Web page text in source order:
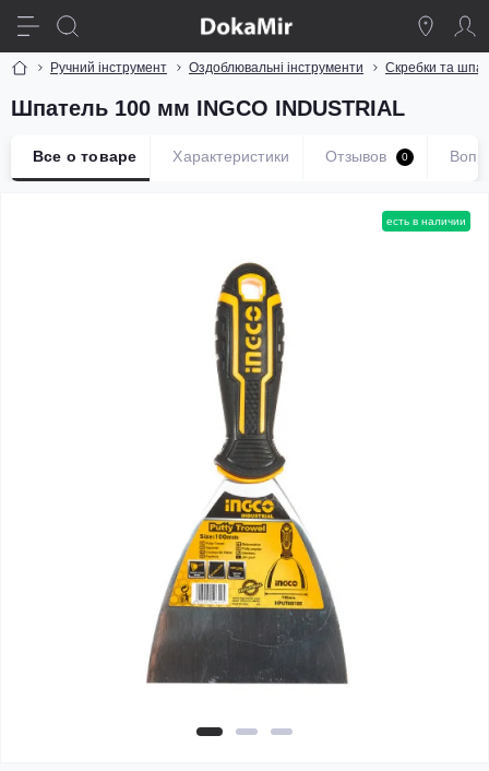
Ручний інструмент Оздоблювальні інструменти Скребки та
Шпатель 100 мм INGCO INDUSTRIAL
Все о товаре Характеристики Отзывов 0
есть в наличии